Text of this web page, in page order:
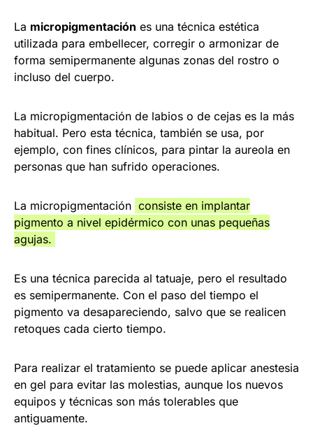
La micropigmentación es una técnica estética
utilizada para embellecer, corregir o armonizar de
forma semipermanente algunas zonas del rostro o
incluso del cuerpo.
La micropigmentación de labios o de cejas es la más
habitual. Pero esta técnica, también se usa, por
ejemplo, con fines clínicos, para pintar la aureola en
personas que han sufrido operaciones.
La micropigmentación consiste en implantar
pigmento a nivel epidérmico con unas pequeñas
agujas.
Es una técnica parecida al tatuaje, pero el resultado
es semipermanente. Con el paso del tiempo el
pigmento va desapareciendo, salvo que se realicen
retoques cada cierto tiempo.
Para realizar el tratamiento se puede aplicar anestesia
en gel para evitar las molestias, aunque los nuevos
equipos y técnicas son más tolerables que
antiguamente.